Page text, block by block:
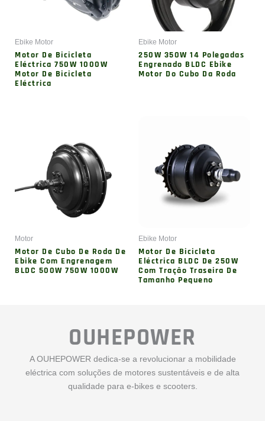
OUHEPOWER
A OUHEPOWER dedica-se a revolucionar a mobilidade
eléctrica com soluções de motores sustentáveis e de alta
qualidade para e-bikes e scooters.